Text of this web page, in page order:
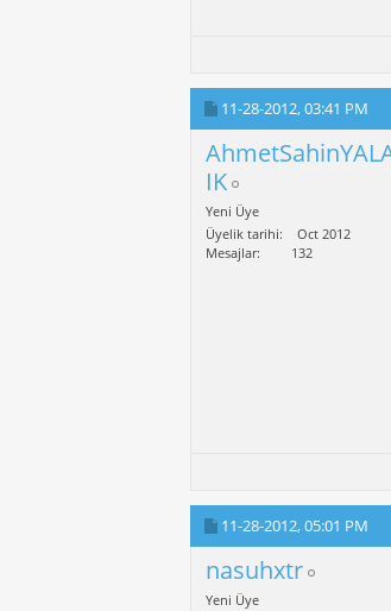
11-28-2012,03:41 PM
IK
Yeni Üye
Üyelik tarihi
Oct 2012
Mesajlar
132
11-28-2012,05:01 PM
nasuhxtr
Yeni Üye